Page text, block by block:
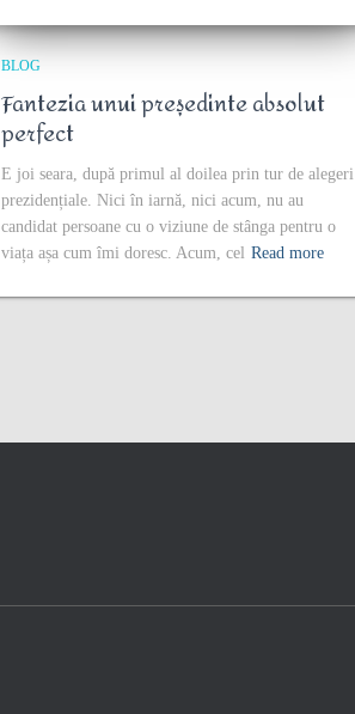
BLOG
Fantezia unui președinte absolut
perfect
E joi seara, după primul al doilea prin tur de alegeri
prezidențiale. Nici în iarnă, nici acum, nu au
candidat persoane cu o viziune de stânga pentru o
viața așa cum îmi doresc. Acum, cel Read more